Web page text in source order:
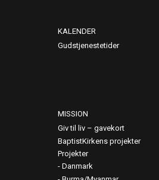
KALENDER
Gudstjenestetider
MISSION
Giv til liv – gavekort
BaptistKirkens projekter
Projekter
Danmark